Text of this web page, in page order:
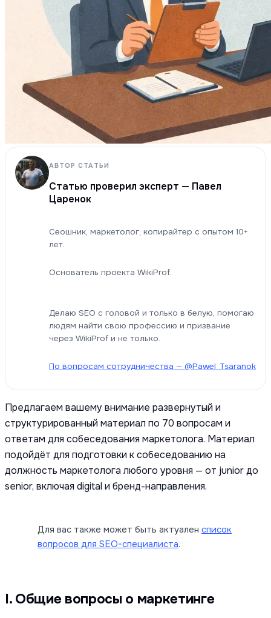
АВТОР СТАТЬИ
Статью проверил эксперт — Павел
Царенок
Сеошник, маркетолог, копирайтер с опытом 10+
лет.
Основатель проекта WikiProf.
Делаю SEO с головой и только в белую, помогаю
людям найти свою профессию и призвание
через WikiProf и не только.
По вопросам сотрудничества — @Pawel_Tsaranok
Предлагаем вашему внимание развернутый и
структурированный материал по 70 вопросам и
ответам для собеседования маркетолога. Материал
подойдёт для подготовки к собеседованию на
должность маркетолога любого уровня — от junior до
senior, включая digital и бренд-направления.
Для вас также может быть актуален список
вопросов для SEO-специалиста.
I. Общие вопросы о маркетинге